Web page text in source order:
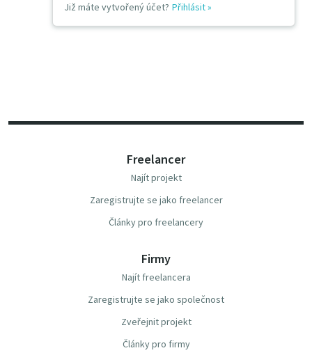
Již máte vytvořený účet? Přihlásit»
Freelancer
Najít projekt
Zaregistrujte se jako freelancer
Články pro freelancery
Firmy
Najít freelancera
Zaregistrujte se jako společnost
Zveřejnit projekt
Články pro firmy